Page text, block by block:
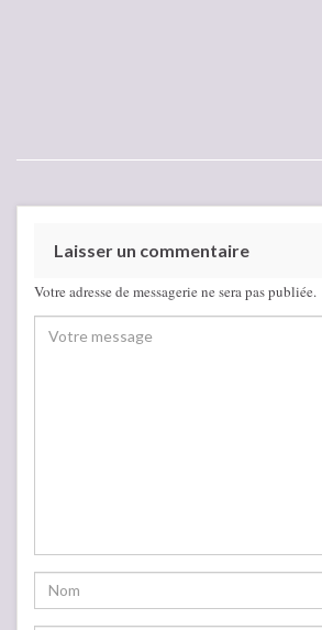
Laisser un commentaire
Votre adresse de messagerie ne sera pas publiée.